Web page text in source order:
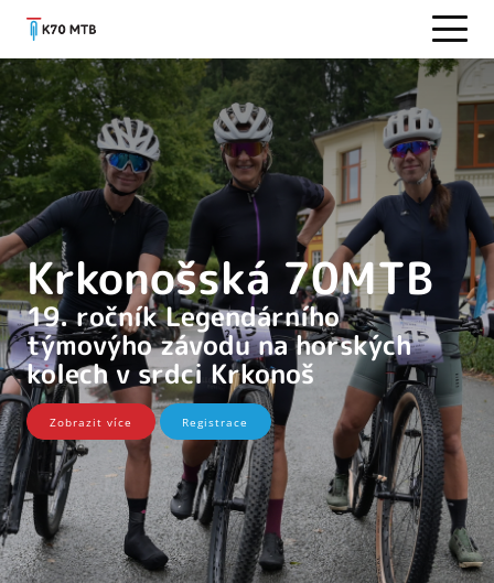
Krkonošská 70MTB
19. ročník Legendárního
týmovýho závodu na horských
kolech v srdci Krkonoš
Zobrazit více Registrace